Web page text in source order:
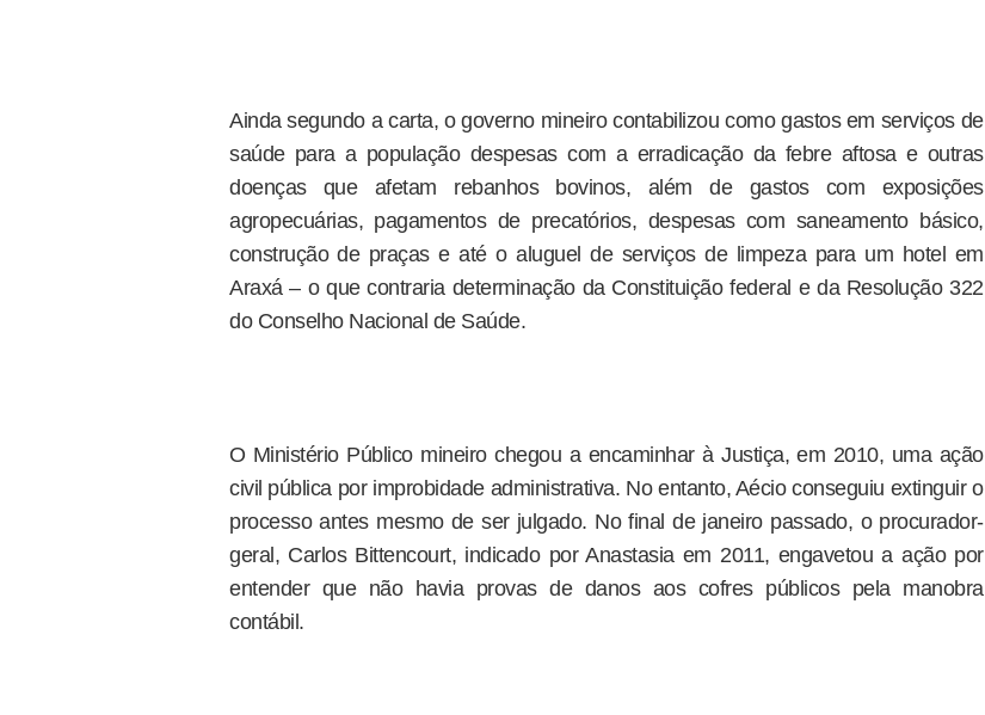
Ainda segundo a carta, o governo mineiro contabilizou como gastos em serviços de
saúde para a população despesas com a erradicação da febre aftosa e outras
doenças que afetam rebanhos bovinos, além de gastos com exposições
agropecuárias, pagamentos de precatórios, despesas com saneamento básico,
construção de praças e até o aluguel de serviços de limpeza para um hotel em
Araxá – o que contraria determinação da Constituição federal e da Resolução 322
do Conselho Nacional de Saúde.
O Ministério Público mineiro chegou a encaminhar à Justiça, em 2010, uma ação
civil pública por improbidade administrativa. No entanto, Aécio conseguiu extinguir o
processo antes mesmo de ser julgado. No final de janeiro passado, o procurador-
geral, Carlos Bittencourt, indicado por Anastasia em 2011, engavetou a ação por
entender que não havia provas de danos aos cofres públicos pela manobra
contábil.